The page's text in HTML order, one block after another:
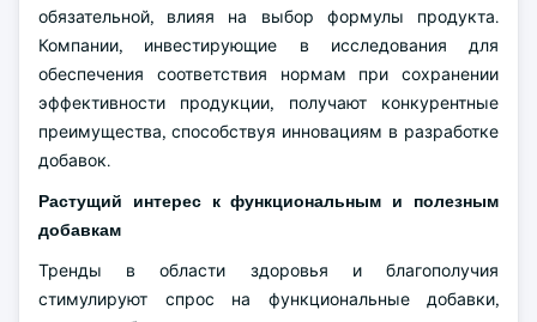
обязательной, влияя на выбор формулы продукта.
Компании, инвестирующие в исследования для
обеспечения соответствия нормам при сохранении
эффективности продукции, получают конкурентные
преимущества, способствуя инновациям в разработке
добавок.
Растущий интерес к функциональным и полезным
добавкам
Тренды в области здоровья и благополучия
стимулируют спрос на функциональные добавки,